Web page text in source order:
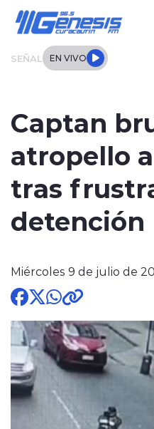
SEÑAL EN VIVO
Local
Regional
Tendencias
Entrevistas
Deportes
modo claro
Captan
atropello
tras
detención
Miércoles 9 de julio de